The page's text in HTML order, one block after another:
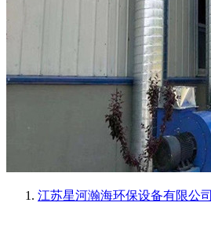
江苏星河瀚海环保设备有限公司